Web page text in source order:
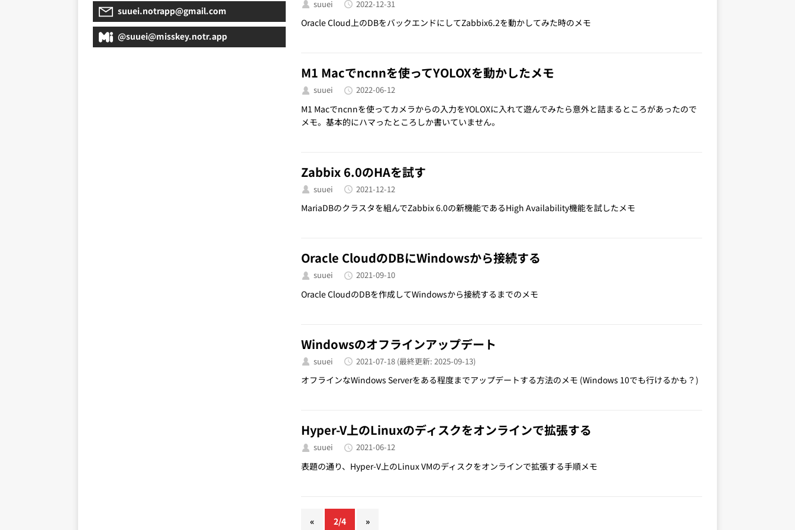
suuei 2022-12-31
Oracle Cloud上のDBをバックエンドにしてZabbix6.2を動かしてみた時のメモ
M1 Macでncnnを使ってYOLOXを動かしたメモ
suuei 2022-06-12
M1 Macでncnnを使ってカメラからの入力をYOLOXに入れて遊んでみたら意外と詰まるところがあったので
メモ。基本的にハマったところしか書いていません。
Zabbix 6.0のHAを試す
suuei 2021-12-12
MariaDBのクラスタを組んでZabbix 6.0の新機能であるHigh Availability機能を試したメモ
Oracle CloudのDBにWindowsから接続する
suuei 2021-09-10
Oracle CloudのDBを作成してWindowsから接続するまでのメモ
Windowsのオフラインアップデート
suuei 2021-07-18 (最終更新: 2025-09-13)
オフラインなWindows Serverをある程度までアップデートする方法のメモ (Windows 10でも行けるかも？)
Hyper-V上のLinuxのディスクをオンラインで拡張する
suuei 2021-06-12
表題の通り、Hyper-V上のLinux VMのディスクをオンラインで拡張する手順メモ
« 2/4 »
suuei.notrapp@gmail.com
@suuei@misskey.notr.app